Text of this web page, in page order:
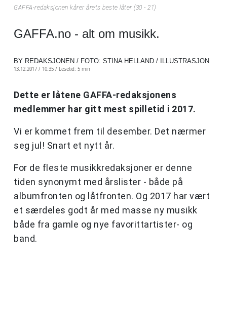
GAFFA-redaksjonen kårer årets beste låter (30 - 21)
GAFFA.no - alt om musikk.
BY REDAKSJONEN / FOTO: STINA HELLAND / ILLUSTRASJON
13.12.2017 / 10:35 / Lesetid: 5 min
Dette er låtene GAFFA-redaksjonens
medlemmer har gitt mest spilletid i 2017.
Vi er kommet frem til desember. Det nærmer
seg jul! Snart et nytt år.
For de fleste musikkredaksjoner er denne
tiden synonymt med årslister - både på
albumfronten og låtfronten. Og 2017 har vært
et særdeles godt år med masse ny musikk
både fra gamle og nye favorittartister- og
band.